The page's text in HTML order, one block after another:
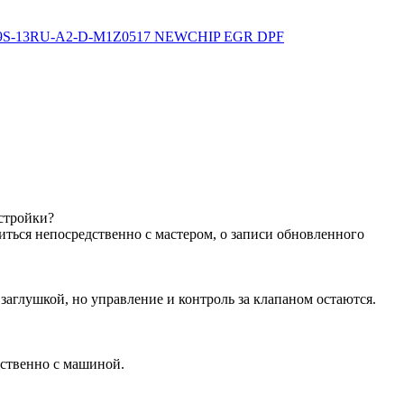
13RU-A2-D-M1Z0517 NEWCHIP EGR DPF
непосредственно с мастером, о записи обновленного
но управление и контроль за клапаном остаются.
с машиной.